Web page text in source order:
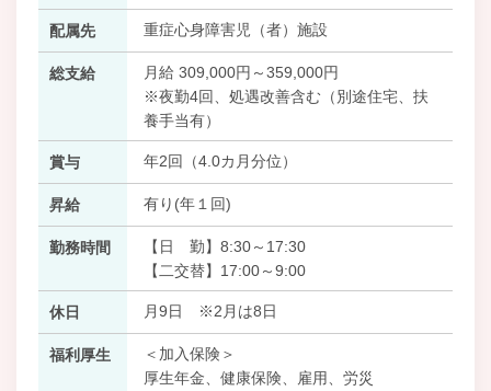
配属先 重症心身障害児（者）施設
総支給
月給 309,000円～359,000円
※夜勤4回、処遇改善含む（別途住宅、扶
養手当有）
賞与 年2回（4.0カ月分位）
昇給 有り(年１回)
勤務時間
【日 勤】8:30～17:30
【二交替】17:00～9:00
休日 月9日 ※2月は8日
福利厚生
＜加入保険＞
厚生年金、健康保険、雇用、労災